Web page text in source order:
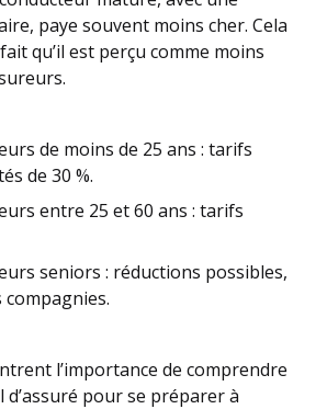
paye souvent moins cher. Cela
qu’il est perçu comme moins
de moins de 25 ans : tarifs
de 30 %.
entre 25 et 60 ans : tarifs
seniors : réductions possibles,
compagnies.
l’importance de comprendre
pour se préparer à